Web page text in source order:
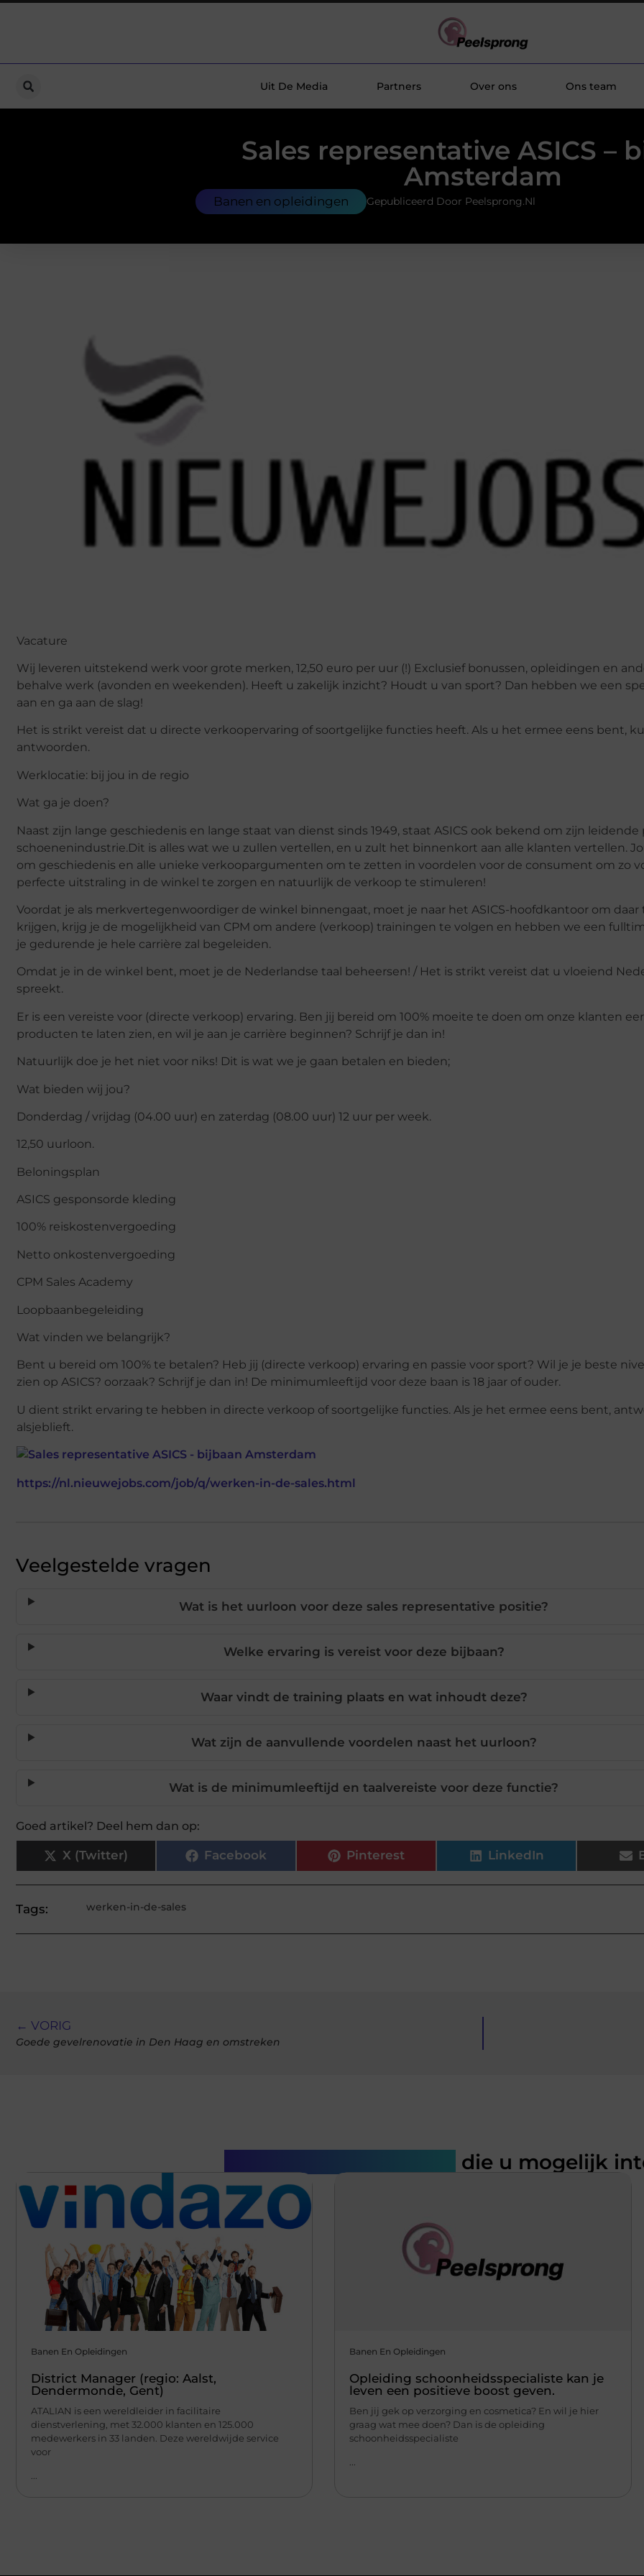
Uit De Media Partners Over ons Ons team
Sales representative ASICS –
Amsterdam
Banen en opleidingen Gepubliceerd Door Peelsprong.nl
Vacature
Wij leveren uitstekend werk voor grote merken, 12,50 euro per uur (!) Exclusief bonussen, opleidingen en
behalve werk (avonden en weekenden). Heeft u zakelijk inzicht? Houdt u van sport? Dan hebben we een
aan en ga aan de slag!
Het is strikt vereist dat u directe verkoopervaring of soortgelijke functies heeft. Als u het ermee eens bent,
antwoorden.
Werklocatie: bij jou in de regio
Wat ga je doen?
Naast zijn lange geschiedenis en lange staat van dienst sinds 1949, staat ASICS ook bekend om zijn leidende
schoenenindustrie.Dit is alles wat we u zullen vertellen, en u zult het binnenkort aan alle klanten vertellen.
om geschiedenis en alle unieke verkoopargumenten om te zetten in voordelen voor de consument om zo
perfecte uitstraling in de winkel te zorgen en natuurlijk de verkoop te stimuleren!
Voordat je als merkvertegenwoordiger de winkel binnengaat, moet je naar het ASICS-hoofdkantoor om daar
krijgen, krijg je de mogelijkheid van CPM om andere (verkoop) trainingen te volgen en hebben we een
je gedurende je hele carrière zal begeleiden.
Omdat je in de winkel bent, moet je de Nederlandse taal beheersen! / Het is strikt vereist dat u vloeiend
spreekt.
Er is een vereiste voor (directe verkoop) ervaring. Ben jij bereid om 100% moeite te doen om onze klanten
producten te laten zien, en wil je aan je carrière beginnen? Schrijf je dan in!
Natuurlijk doe je het niet voor niks! Dit is wat we je gaan betalen en bieden;
Wat bieden wij jou?
Donderdag / vrijdag (04.00 uur) en zaterdag (08.00 uur) 12 uur per week.
12,50 uurloon.
Beloningsplan
ASICS gesponsorde kleding
100% reiskostenvergoeding
Netto onkostenvergoeding
CPM Sales Academy
Loopbaanbegeleiding
Wat vinden we belangrijk?
Bent u bereid om 100% te betalen? Heb jij (directe verkoop) ervaring en passie voor sport? Wil je je beste
zien op ASICS? oorzaak? Schrijf je dan in! De minimumleeftijd voor deze baan is 18 jaar of ouder.
U dient strikt ervaring te hebben in directe verkoop of soortgelijke functies. Als je het ermee eens bent,
alsjeblieft.
https://nl.nieuwejobs.com/job/q/werken-in-de-sales.html
Veelgestelde vragen
Wat is het uurloon voor deze sales representative positie?
Welke ervaring is vereist voor deze bijbaan?
Waar vindt de training plaats en wat inhoudt deze?
Wat zijn de aanvullende voordelen naast het uurloon?
Wat is de minimumleeftijd en taalvereiste voor deze functie?
Goed artikel? Deel hem dan op:
X (Twitter) Facebook Pinterest LinkedIn
Tags: werken-in-de-sales
← VORIG
Goede gevelrenovatie in Den Haag en omstreken
die u mogelijk
Banen En Opleidingen
District Manager (regio: Aalst,
Dendermonde, Gent)
ATALIAN is een wereldleider in facilitaire
dienstverlening, met 32.000 klanten en 125.000
medewerkers in 33 landen. Deze wereldwijde service
voor
...
Banen En Opleidingen
Opleiding schoonheidsspecialiste kan je
leven een positieve boost geven.
Ben jij gek op verzorging en cosmetica? En wil je hier
graag wat mee doen? Dan is de opleiding
schoonheidsspecialiste
...